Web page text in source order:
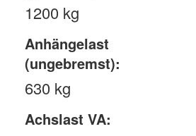
1200 kg
Anhängelast
(ungebremst):
630 kg
Achslast VA: